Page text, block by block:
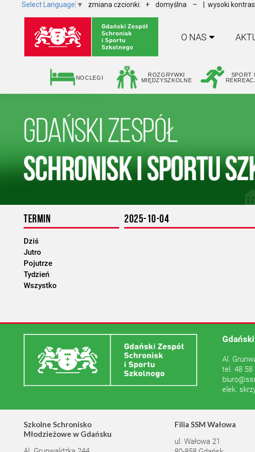
Select Language ▼ zmiana czcionki: + domyślna – | wysoki
O NAS
NOCLEGI
ROZGRYWKI
MIĘDZYSZKOLNE
SPORT I
TERMIN
Dziś
Jutro
Pojutrze
Tydzień
Wszystko
2025-10-04
Al.
tel. 48 58
elek.
Szkolne Schronisko
Młodzieżowe w Gdańsku
Filia SSM Wałowa
ul. Wałowa 21